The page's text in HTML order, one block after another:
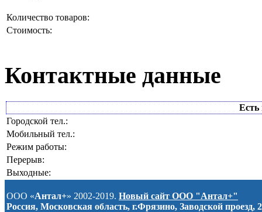
Количество товаров:
Стоимость:
Контактные данные
Есть
Городской тел.:
Мобильный тел.:
Режим работы:
Перерыв:
Выходные:
ООО «Антал+» 2002-2019. Новый сайт ООО "Антал+"
Россия, Московская область, г.Фрязино, Заводской проезд, 2